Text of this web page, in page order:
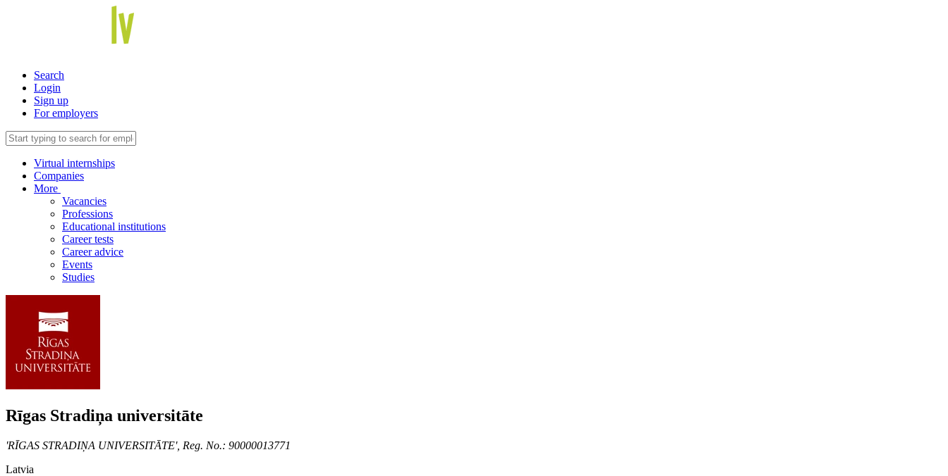
Search
Login
Sign up
For employers
Virtual internships
Companies
More
Vacancies
Professions
Educational institutions
Career tests
Career advice
Events
Studies
Rīgas Stradiņa universitāte
'RĪGAS STRADIŅA UNIVERSITĀTE', Reg. No.: 90000013771
Latvia